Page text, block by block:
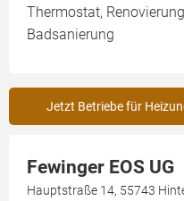
Thermostat,
Badsanierung
Jetzt Betriebe für
Fewinger EOS UG
Hauptstraße 14, 55743